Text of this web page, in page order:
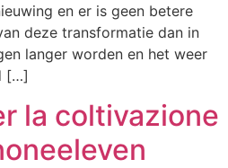
en er is geen betere
deze transformatie dan in
langer worden en het weer
[…]
la coltivazione